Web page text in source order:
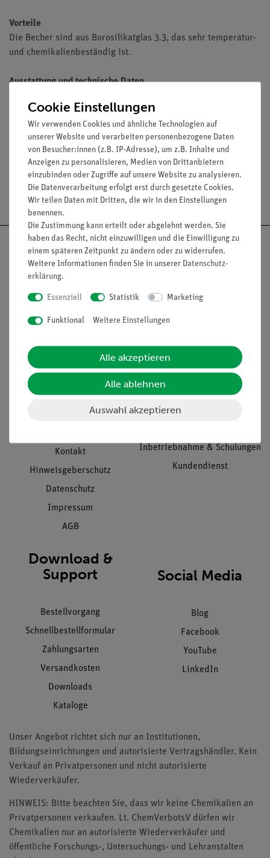
Vorteile
Die Becher sind aus Borosilikatglas 3.3, das sehr temperatur-
und chemikalienbeständig ist.
Ausstattung und technische Daten
Inhalt: 50 ml bis 5000 ml
Material: Borosilikatglas 3.3
Hohe Form, Teilung und Ausguss
Versandkostenfrei ab 300,- €
Projekte und Lösungen
Kontakt
Hinweisgeberschutz
Datenschutz
Impressum
AGB
Beratung & Showroom
Inventarisierungs- &
Inbetriebnahme & Schulungen
Kundendienst
Download &
Support
Bestellvorgang
Schnellbestellformular
Zahlungsarten
Versandkosten
Downloads
Kataloge
Social Media
Blog
Facebook
YouTube
LinkedIn
Unser Angebot richtet sich nur an Institutionen,
Bildungseinrichtungen und autorisierte Vertragshändler. Kein
Verkauf an Privatpersonen und nicht autorisierte
Wiederverkäufer.
HINWEIS: Bitte beachten Sie, dass wir keine Chemikalien an
Privatpersonen verkaufen. Lt. ChemVerbotsV dürfen wir
Chemikalien nur an autorisierte Wiederverkäufer und
öffentliche Forschungs-, Untersuchungs- und Lehranstalten
Cookie Einstellungen
Wir verwenden Cookies und ähnliche Technologien auf
unserer Website und verarbeiten personenbezogene Daten
von Besucher:innen (z.B. IP-Adresse), um z.B. Inhalte und
Anzeigen zu personalisieren, Medien von Drittanbietern
einzubinden oder Zugriffe auf unsere Website zu analysieren.
Die Datenverarbeitung erfolgt erst durch gesetzte Cookies.
Wir teilen Daten mit Dritten, die wir in den Einstellungen
benennen.
Die Zustimmung kann erteilt oder abgelehnt werden. Sie
haben das Recht, nicht einzuwilligen und die Einwilligung zu
einem späteren Zeitpunkt zu ändern oder zu widerrufen.
Weitere Informationen finden Sie in unserer Daten­schutz­
erklärung.
Essenziell Statistik Marketing
Funktional Weitere Einstellungen
Alle akzeptieren
Alle ablehnen
Auswahl akzeptieren